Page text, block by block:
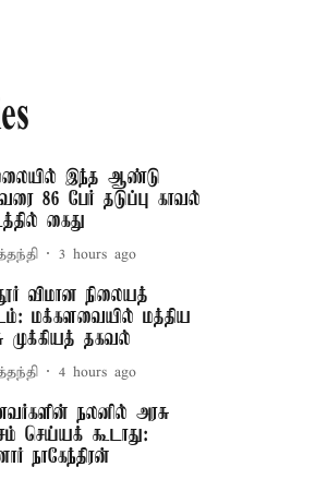
இந்த ஆண்டு
86 பேர் தடுப்பு காவல்
கைது
3 hours ago
விமான நிலையத்
மக்களவையில் மத்திய
முக்கியத் தகவல்
4 hours ago
நலனில் அரசு
செய்யக் கூடாது:
நாகேந்திரன்